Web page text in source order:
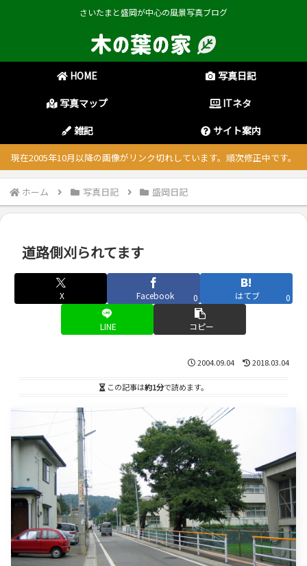
さいたまと盛岡が中心の風景写真ブログ
HOME
写真日記
写真マップ
ITネタ
雑記
サイト案内
現在2005年10月以降の画像がリンク切れしています。順次修正中です。
ホーム 写真日記 盛岡日記
道路側刈られてます
X Facebook 0 はてブ 0
LINE コピー
2004.09.04 2018.03.04
この記事は約1分で読めます。